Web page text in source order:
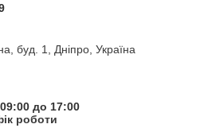
буд. 1, Дніпро, Україна
до 17:00
роботи